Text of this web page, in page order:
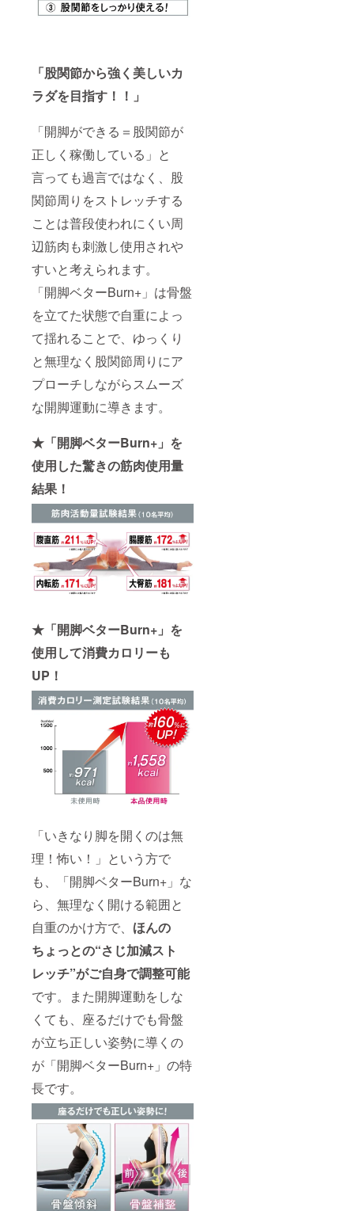
「股関節から強く美しいカ
ラダを目指す！！」
「開脚ができる＝股関節が
正しく稼働している」と
言っても過言ではなく、股
関節周りをストレッチする
ことは普段使われにくい周
辺筋肉も刺激し使用されや
すいと考えられます。
「開脚ベターBurn+」は骨盤
を立てた状態で自重によっ
て揺れることで、ゆっくり
と無理なく股関節周りにア
プローチしながらスムーズ
な開脚運動に導きます。
★「開脚ベターBurn+」を
使用した驚きの筋肉使用量
結果！
★「開脚ベターBurn+」を
使用して消費カロリーも
UP！
「いきなり脚を開くのは無
理！怖い！」という方で
も、「開脚ベターBurn+」な
ら、無理なく開ける範囲と
自重のかけ方で、 ほんの
ちょっとの“さじ加減スト
レッチ”がご自身で調整可能
です。また開脚運動をしな
くても、座るだけでも骨盤
が立ち正しい姿勢に導くの
が「開脚ベターBurn+」の特
長です。